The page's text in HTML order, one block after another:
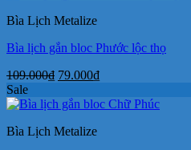
Bìa Lịch Metalize
Bìa lịch gắn bloc Phước lộc thọ
109.000₫ Giá
là:
79.000₫Giá
tại
Sale
Bìa Lịch Metalize